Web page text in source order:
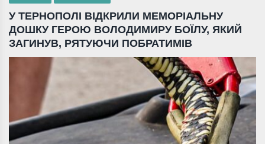
У ТЕРНОПОЛІ ВІДКРИЛИ МЕМОРІАЛЬНУ
ДОШКУ ГЕРОЮ ВОЛОДИМИРУ БОЇЛУ, ЯКИЙ
ЗАГИНУВ, РЯТУЮЧИ ПОБРАТИМІВ